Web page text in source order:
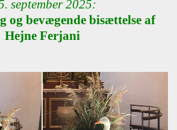
september 2025:
og bevægende bisættelse af
Hejne Ferjani